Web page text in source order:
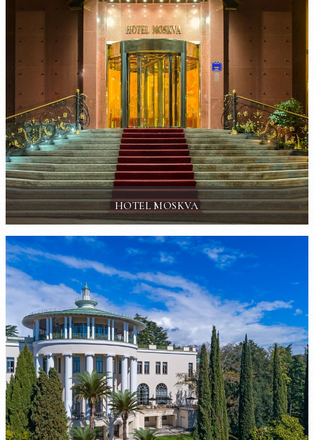
HOTEL MOSKVA